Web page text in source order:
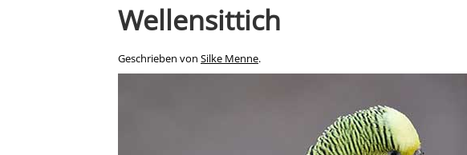
Wellensittich
Geschrieben von Silke Menne.